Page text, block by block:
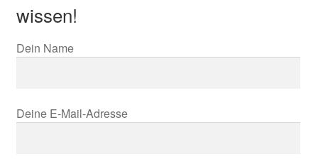
wissen!
Dein Name
Deine E-Mail-Adresse